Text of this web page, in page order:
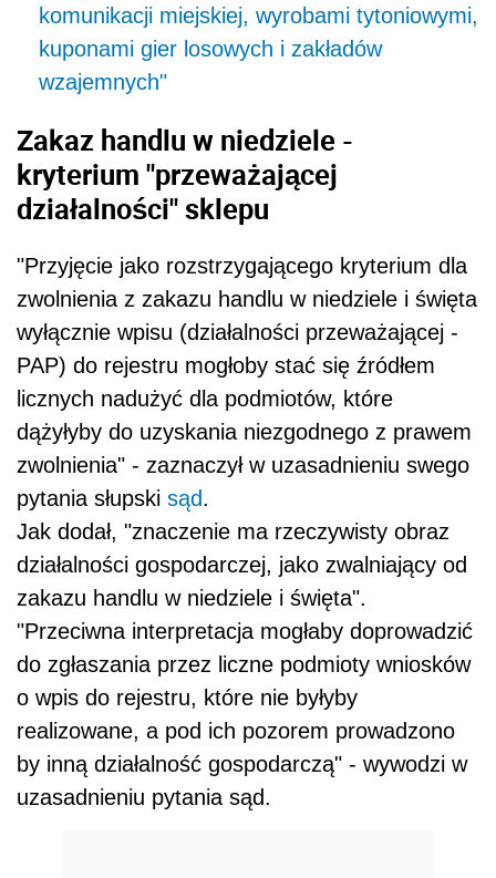
komunikacji miejskiej, wyrobami tytoniowymi,
kuponami gier losowych i zakładów
wzajemnych"
Zakaz handlu w niedziele -
kryterium "przeważającej
działalności" sklepu
"Przyjęcie jako rozstrzygającego kryterium dla
zwolnienia z zakazu handlu w niedziele i święta
wyłącznie wpisu (działalności przeważającej -
PAP) do rejestru mogłoby stać się źródłem
licznych nadużyć dla podmiotów, które
dążyłyby do uzyskania niezgodnego z prawem
zwolnienia" - zaznaczył w uzasadnieniu swego
pytania słupski sąd.
Jak dodał, "znaczenie ma rzeczywisty obraz
działalności gospodarczej, jako zwalniający od
zakazu handlu w niedziele i święta".
"Przeciwna interpretacja mogłaby doprowadzić
do zgłaszania przez liczne podmioty wniosków
o wpis do rejestru, które nie byłyby
realizowane, a pod ich pozorem prowadzono
by inną działalność gospodarczą" - wywodzi w
uzasadnieniu pytania sąd.